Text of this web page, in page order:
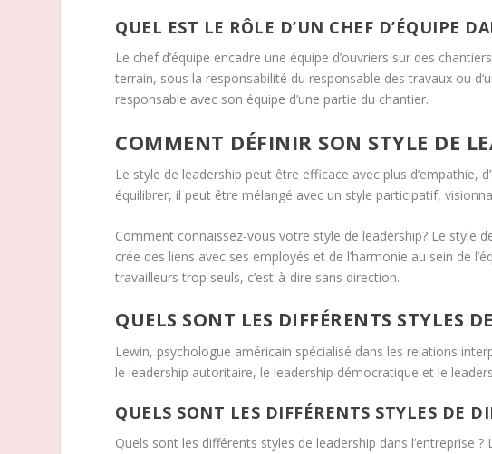
QUEL EST LE RÔLE D’UN CHEF D’ÉQUIPE
Le chef d’équipe encadre une équipe d’ouvriers sur des
terrain, sous la responsabilité du responsable des travaux ou
responsable avec son équipe d’une partie du chantier.
COMMENT DÉFINIR SON STYLE DE
Le style de leadership peut être efficace avec plus d’empathie,
équilibrer, il peut être mélangé avec un style participatif,
Comment connaissez-vous votre style de leadership? Le style
crée des liens avec ses employés et de l’harmonie au sein de
travailleurs trop seuls, c’est-à-dire sans direction.
QUELS SONT LES DIFFÉRENTS STYLES
Lewin, psychologue américain spécialisé dans les relations
le leadership autoritaire, le leadership démocratique et le
QUELS SONT LES DIFFÉRENTS STYLES DE
Quels sont les différents styles de leadership dans l’entreprise